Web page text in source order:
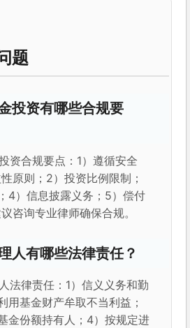
题
投资有哪些合规要
资合规要点：1）遵循安全
原则；2）投资比例限制；
4）信息披露义务；5）偿付
咨询专业律师确保合规。
人有哪些法律责任？
法律责任：1）信义义务和勤
用基金财产牟取不当利益；
金份额持有人；4）按规定进